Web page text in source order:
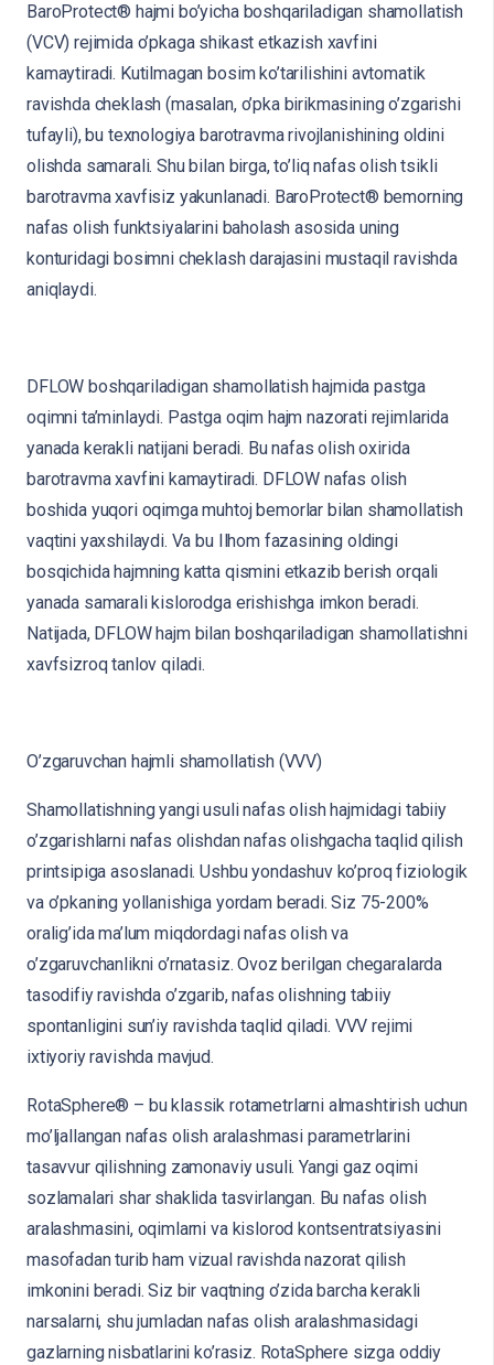
BaroProtect® hajmi bo’yicha boshqariladigan shamollatish
(VCV) rejimida o’pkaga shikast etkazish xavfini
kamaytiradi. Kutilmagan bosim ko’tarilishini avtomatik
ravishda cheklash (masalan, o’pka birikmasining o’zgarishi
tufayli), bu texnologiya barotravma rivojlanishining oldini
olishda samarali. Shu bilan birga, to’liq nafas olish tsikli
barotravma xavfisiz yakunlanadi. BaroProtect® bemorning
nafas olish funktsiyalarini baholash asosida uning
konturidagi bosimni cheklash darajasini mustaqil ravishda
aniqlaydi.
DFLOW boshqariladigan shamollatish hajmida pastga
oqimni ta’minlaydi. Pastga oqim hajm nazorati rejimlarida
yanada kerakli natijani beradi. Bu nafas olish oxirida
barotravma xavfini kamaytiradi. DFLOW nafas olish
boshida yuqori oqimga muhtoj bemorlar bilan shamollatish
vaqtini yaxshilaydi. Va bu Ilhom fazasining oldingi
bosqichida hajmning katta qismini etkazib berish orqali
yanada samarali kislorodga erishishga imkon beradi.
Natijada, DFLOW hajm bilan boshqariladigan shamollatishni
xavfsizroq tanlov qiladi.
O’zgaruvchan hajmli shamollatish (VVV)
Shamollatishning yangi usuli nafas olish hajmidagi tabiiy
o’zgarishlarni nafas olishdan nafas olishgacha taqlid qilish
printsipiga asoslanadi. Ushbu yondashuv ko’proq fiziologik
va o’pkaning yollanishiga yordam beradi. Siz 75-200%
oralig’ida ma’lum miqdordagi nafas olish va
o’zgaruvchanlikni o’rnatasiz. Ovoz berilgan chegaralarda
tasodifiy ravishda o’zgarib, nafas olishning tabiiy
spontanligini sun’iy ravishda taqlid qiladi. VVV rejimi
ixtiyoriy ravishda mavjud.
RotaSphere® – bu klassik rotametrlarni almashtirish uchun
mo’ljallangan nafas olish aralashmasi parametrlarini
tasavvur qilishning zamonaviy usuli. Yangi gaz oqimi
sozlamalari shar shaklida tasvirlangan. Bu nafas olish
aralashmasini, oqimlarni va kislorod kontsentratsiyasini
masofadan turib ham vizual ravishda nazorat qilish
imkonini beradi. Siz bir vaqtning o’zida barcha kerakli
narsalarni, shu jumladan nafas olish aralashmasidagi
gazlarning nisbatlarini ko’rasiz. RotaSphere sizga oddiy